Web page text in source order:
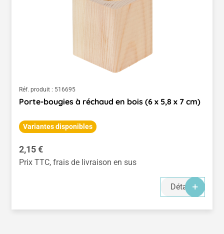
Réf. produit : 516695
Porte-bougies à réchaud en bois (6 x 5,8 x 7 cm)
Variantes disponibles
Prix régulier :
2,15 €
Prix TTC, frais de livraison en sus
Détails